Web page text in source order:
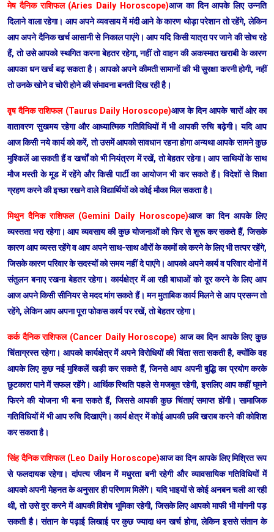
मेष दैनिक राशिफल (Aries Daily Horoscope)आज का दिन आपके लिए उन्नति
दिलाने वाला रहेगा। आप अपने व्यवसाय में मंदी आने के कारण थोड़ा परेशान तो रहेंगे, लेकिन
आप अपने दैनिक खर्च आसानी से निकाल पाएंगे। आप यदि किसी यात्रा पर जाने की सोच रहे
हैं, तो उसे आपको स्थगित करना बेहतर रहेगा, नहीं तो वाहन की अकस्मात खराबी के कारण
आपका धन खर्च बढ़ सकता है। आपको अपने कीमती सामानों की भी सुरक्षा करनी होगी, नहीं
तो उनके खोने व चोरी होने की संभावना बनती दिख रही है।
वृष दैनिक राशिफल (Taurus Daily Horoscope)आज के दिन आपके चारों ओर का
वातावरण सुखमय रहेगा और आध्यात्मिक गतिविधियों में भी आपकी रुचि बढ़ेगी। यदि आप
आज किसी नये कार्य को करें, तो उसमें आपको सावधान रहना होगा अन्यथा आपके सामने कुछ
मुश्किलें आ सकती हैं व खर्चों को भी नियंत्रण में रखें, तो बेहतर रहेगा। आप साथियों के साथ
मौज मस्ती के मूड में रहेंगे और किसी पार्टी का आयोजन भी कर सकते हैं। विदेशों से शिक्षा
ग्रहण करने की इच्छा रखने वाले विद्यार्थियों को कोई मौका मिल सकता है।
मिथुन दैनिक राशिफल (Gemini Daily Horoscope)आज का दिन आपके लिए
व्यस्तता भरा रहेगा। आप व्यवसाय की कुछ योजनाओं को फिर से शुरू कर सकते हैं, जिसके
कारण आप व्यस्त रहेंगे व आप अपने साथ-साथ औरों के कामों को करने के लिए भी तत्पर रहेंगे,
जिसके कारण परिवार के सदस्यों को समय नहीं दे पाएंगे। आपको अपने कार्य व परिवार दोनों में
संतुलन बनाए रखना बेहतर रहेगा। कार्यक्षेत्र में आ रही बाधाओं को दूर करने के लिए आप
आज अपने किसी सीनियर से मदद मांग सकते हैं। मन मुताबिक कार्य मिलने से आप प्रसन्न तो
रहेंगे, लेकिन आप अपना पूरा फोकस कार्य पर रखें, तो बेहतर रहेगा।
कर्क दैनिक राशिफल (Cancer Daily Horoscope) आज का दिन आपके लिए कुछ
चिंताग्रस्त रहेगा। आपको कार्यक्षेत्र में अपने विरोधियों की चिंता सता सकती है, क्योंकि वह
आपके लिए कुछ नई मुश्किलें खड़ी कर सकते हैं, जिनसे आप अपनी बुद्धि का प्रयोग करके
छुटकारा पाने में सफल रहेंगे। आर्थिक स्थिति पहले से मजबूत रहेगी, इसलिए आप कहीं घूमने
फिरने की योजना भी बना सकते हैं, जिससे आपकी कुछ चिंताएं समाप्त होंगी। सामाजिक
गतिविधियों में भी आप रुचि दिखाएंगे। कार्य क्षेत्र में कोई आपकी छवि खराब करने की कोशिश
कर सकता है।
सिंह दैनिक राशिफल (Leo Daily Horoscope)आज का दिन आपके लिए मिश्रित रूप
से फलदायक रहेगा। दांपत्य जीवन में मधुरता बनी रहेगी और व्यावसायिक गतिविधियों में
आपको अपनी मेहनत के अनुसार ही परिणाम मिलेंगे। यदि भाइयों से कोई अनबन चली आ रही
थी, तो उसे दूर करने में आपकी विशेष भूमिका रहेगी, जिसके लिए आपको माफी भी मांगनी पड़
सकती है। संतान के पढ़ाई लिखाई पर कुछ ज्यादा धन खर्च होगा, लेकिन इससे संतान के